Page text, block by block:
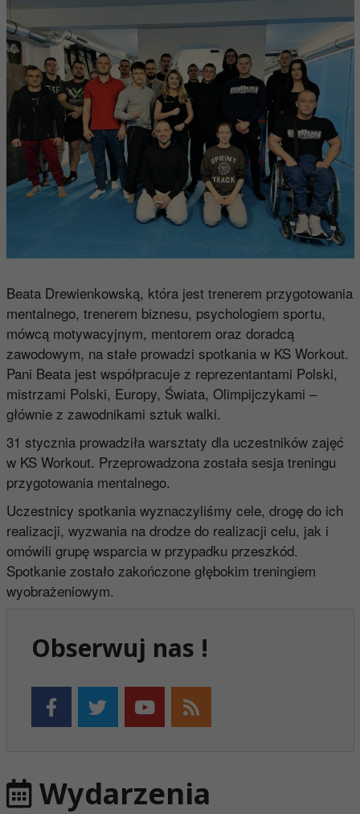
Beata Drewienkowską, która jest trenerem przygotowania
mentalnego, trenerem biznesu, psychologiem sportu,
mówcą motywacyjnym, mentorem oraz doradcą
zawodowym, na stałe prowadzi spotkania w KS Workout.
Pani Beata jest współpracuje z reprezentantami Polski,
mistrzami Polski, Europy, Świata, Olimpijczykami –
głównie z zawodnikami sztuk walki.
31 stycznia prowadziła warsztaty dla uczestników zajęć
w KS Workout. Przeprowadzona została sesja treningu
przygotowania mentalnego.
Uczestnicy spotkania wyznaczyliśmy cele, drogę do ich
realizacji, wyzwania na drodze do realizacji celu, jak i
omówili grupę wsparcia w przypadku przeszkód.
Spotkanie zostało zakończone głębokim treningiem
wyobrażeniowym.
Obserwuj nas !
Wydarzenia